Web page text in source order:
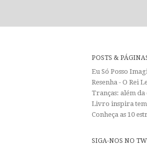
POSTS &
Eu Só Posso
Resenha - O Rei
Tranças: além
Livro inspira
Conheça as 10
SIGA-NOS NO